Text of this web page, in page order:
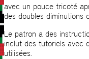
avec un pouce tricoté
des doubles diminutions
Le patron a des
inclut des tutoriels avec
utilisées.